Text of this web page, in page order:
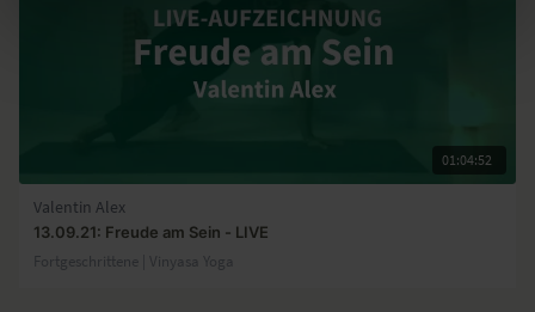
01:04:52
Valentin Alex
13.09.21: Freude am Sein - LIVE
Fortgeschrittene | Vinyasa Yoga